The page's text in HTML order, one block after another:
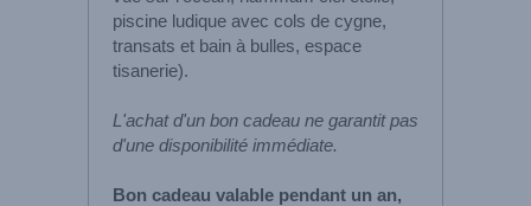
piscine ludique avec cols de cygne,
transats et bain à bulles, espace
tisanerie).
L'achat d'un bon cadeau ne garantit pas
d'une disponibilité immédiate.
Bon cadeau valable pendant un an,